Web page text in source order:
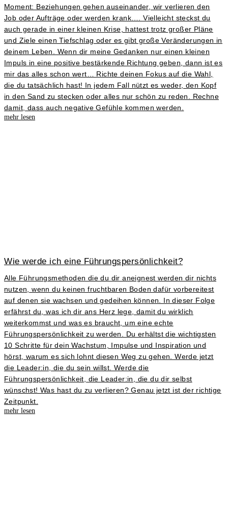
Moment: Beziehungen gehen auseinander, wir verlieren den
Job oder Aufträge oder werden krank…. Vielleicht steckst du
auch gerade in einer kleinen Krise, hattest trotz großer Pläne
und Ziele einen Tiefschlag oder es gibt große Veränderungen in
deinem Leben. Wenn dir meine Gedanken nur einen kleinen
Impuls in eine positive bestärkende Richtung geben, dann ist es
mir das alles schon wert… Richte deinen Fokus auf die Wahl,
die du tatsächlich hast! In jedem Fall nützt es weder, den Kopf
in den Sand zu stecken oder alles nur schön zu reden. Rechne
damit, dass auch negative Gefühle kommen werden.
mehr lesen
Wie werde ich eine Führungspersönlichkeit?
Alle Führungsmethoden die du dir aneignest werden dir nichts
nutzen, wenn du keinen fruchtbaren Boden dafür vorbereitest
auf denen sie wachsen und gedeihen können. In dieser Folge
erfährst du, was ich dir ans Herz lege, damit du wirklich
weiterkommst und was es braucht, um eine echte
Führungspersönlichkeit zu werden. Du erhältst die wichtigsten
10 Schritte für dein Wachstum, Impulse und Inspiration und
hörst, warum es sich lohnt diesen Weg zu gehen. Werde jetzt
die Leader:in, die du sein willst. Werde die
Führungspersönlichkeit, die Leader:in, die du dir selbst
wünschst! Was hast du zu verlieren? Genau jetzt ist der richtige
Zeitpunkt.
mehr lesen